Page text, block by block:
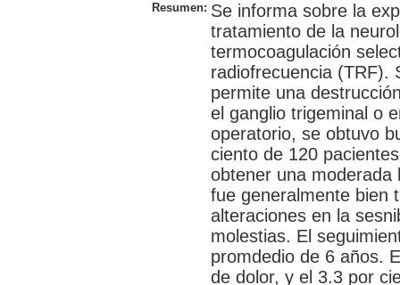
Resumen: Se informa sobre la
tratamiento de la
termocoagulación
radiofrecuencia (TRF).
permite una
el ganglio trigeminal o
operatorio, se obtuvo
ciento de 120
obtener una moderada
fue generalmente bien
alteraciones en la
molestias. El
promdedio de 6 años.
de dolor, y el 3.3 por